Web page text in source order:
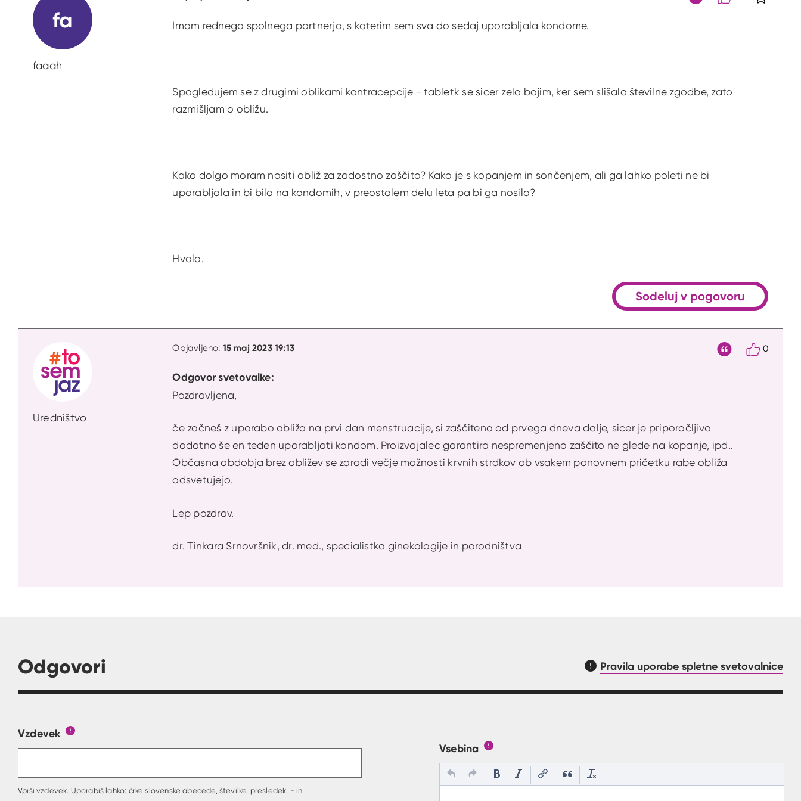
fa
faaah
Imam rednega spolnega partnerja, s katerim sem sva do sedaj uporabljala kondome.
Spogledujem se z drugimi oblikami kontracepcije - tabletk se sicer zelo bojim, ker sem slišala številne zgodbe, zato
razmišljam o obližu.
Kako dolgo moram nositi obliž za zadostno zaščito? Kako je s kopanjem in sončenjem, ali ga lahko poleti ne bi
uporabljala in bi bila na kondomih, v preostalem delu leta pa bi ga nosila?
Hvala.
Sodeluj v pogovoru
Uredništvo
Objavljeno: 15 maj 2023 19:13
Odgovor svetovalke:
Pozdravljena,
če začneš z uporabo obliža na prvi dan menstruacije, si zaščitena od prvega dneva dalje, sicer je priporočljivo
dodatno še en teden uporabljati kondom. Proizvajalec garantira nespremenjeno zaščito ne glede na kopanje, ipd..
Občasna obdobja brez obližev se zaradi večje možnosti krvnih strdkov ob vsakem ponovnem pričetku rabe obliža
odsvetujejo.
Lep pozdrav.
dr. Tinkara Srnovršnik, dr. med., specialistka ginekologije in porodništva
0
Odgovori Pravila uporabe spletne svetovalnice
Obrazec, kjer lahko zastaviš vprašanje
Vzdevek
Vpiši vzdevek. Uporabiš lahko: črke slovenske abecede, številke, presledek, - in _
Vsebina